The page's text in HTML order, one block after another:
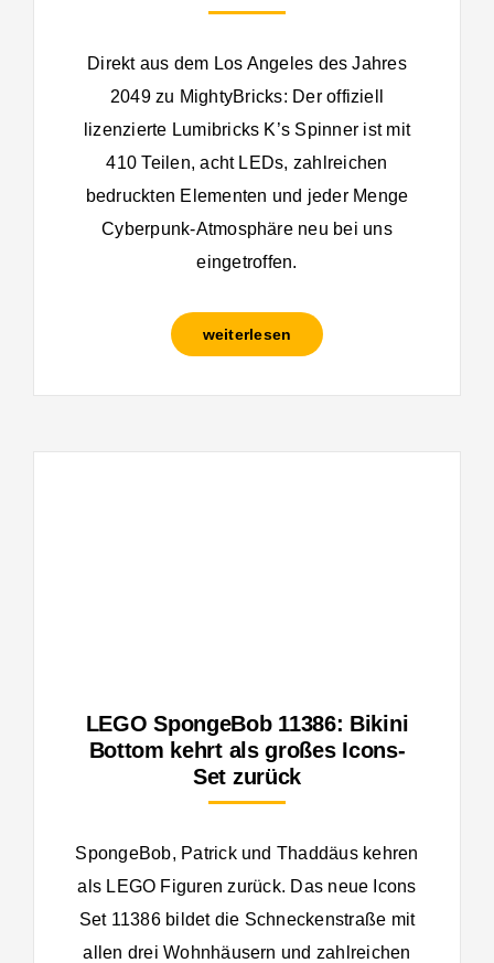
Direkt aus dem Los Angeles des Jahres
2049 zu MightyBricks: Der offiziell
lizenzierte Lumibricks K’s Spinner ist mit
410 Teilen, acht LEDs, zahlreichen
bedruckten Elementen und jeder Menge
Cyberpunk-Atmosphäre neu bei uns
eingetroffen.
weiterlesen
LEGO SpongeBob 11386: Bikini
Bottom kehrt als großes Icons-
Set zurück
SpongeBob, Patrick und Thaddäus kehren
als LEGO Figuren zurück. Das neue Icons
Set 11386 bildet die Schneckenstraße mit
allen drei Wohnhäusern und zahlreichen